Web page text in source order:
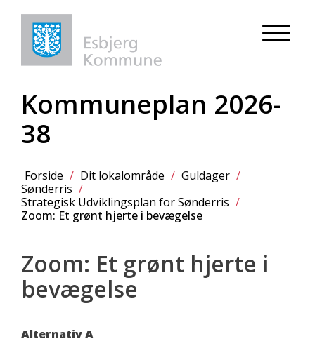
Kommuneplan 2026-
38
Forside / Dit lokalområde / Guldager /
Sønderris /
Strategisk Udviklingsplan for Sønderris /
Zoom: Et grønt hjerte i bevægelse
Zoom: Et grønt hjerte i
bevægelse
Alternativ A